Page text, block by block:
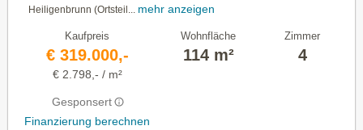
Heiligenbrunn (Ortsteil...
mehr anzeigen
Kaufpreis
€ 319.000,-
€ 2.798,- / m²
Gesponsert
Finanzierung berechnen
Wohnfläche
114 m²
Zimmer
4